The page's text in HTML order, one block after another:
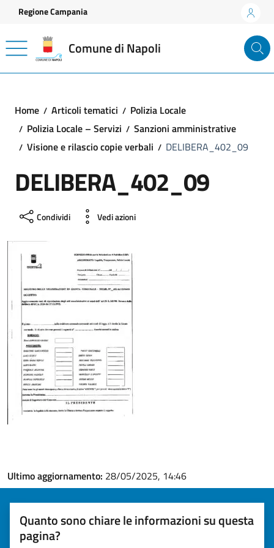
Vai ai contenuti
Vai al footer
Regione Campania
Comune di Napoli
Home Articoli tematici
Polizia Locale
Polizia Locale – Servizi
Sanzioni amministrative
Visione e rilascio copie verbali
DELIBERA_402_09
DELIBERA_402_09
Condividi Vedi azioni
Ultimo aggiornamento: 28/05/2025, 14:46
Quanto sono chiare le informazioni su questa
pagina?